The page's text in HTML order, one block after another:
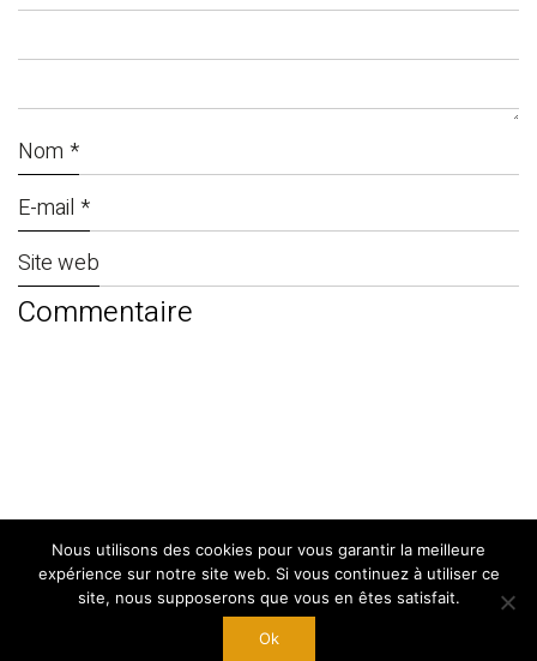
Nom *
E-mail *
Site web
© Copyright 2024. ByWest Adgency|
Mentions Légales
Nous utilisons des cookies pour vous garantir la meilleure
expérience sur notre site web. Si vous continuez à utiliser ce
site, nous supposerons que vous en êtes satisfait.
Ok